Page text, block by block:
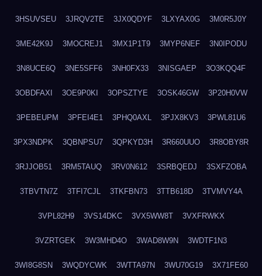
3HSUVSEU 3JRQV2TE 3JX0QDYF 3LXYAX0G 3M0R5J0Y
3ME42K9J 3MOCREJ1 3MX1P1T9 3MYP6NEF 3N0IPODU
3N8UCE6Q 3NE5SFF6 3NH0FX33 3NISGAEP 3O3KQQ4F
3OBDFAXI 3OE9P0KI 3OPSZTYE 3OSK46GW 3P20H0VW
3PEBEUPM 3PFEI4E1 3PHQ0AXL 3PJX8KV3 3PWL81U6
3PX3NDPK 3QBNPSU7 3QPKYD3H 3R660UUO 3R8OBY8R
3RJJOB51 3RM5TAUQ 3RV0N612 3SRBQEDJ 3SXFZOBA
3TBVTN7Z 3TFI7CJL 3TKFBN73 3TTB618D 3TVMVY4A
3VPL82H9 3VS14DKC 3VX5WW8T 3VXFRWKX
3VZRTGEK 3W3MHD4O 3WAD8W9N 3WDTF1N3
3WI8G8SN 3WQDYCWK 3WTTA97N 3WU70G19 3X71FE60